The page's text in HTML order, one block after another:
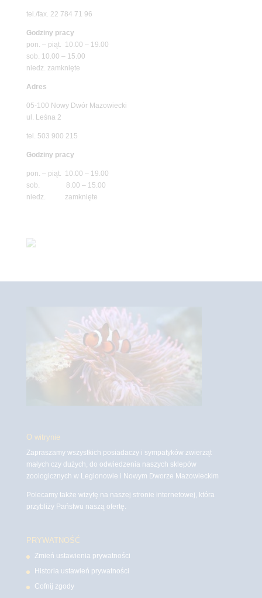
tel./fax. 22 784 71 96
Godziny pracy
pon. – piąt. 10.00 – 19.00
sob. 10.00 – 15.00
niedz. zamknięte
Adres
05-100 Nowy Dwór Mazowiecki
ul. Leśna 2
tel. 503 900 215
Godziny pracy
pon. – piąt. 10.00 – 19.00
sob. 8.00 – 15.00
niedz. zamknięte
O witrynie
Zapraszamy wszystkich posiadaczy i sympatyków zwierząt
małych czy dużych, do odwiedzenia naszych sklepów
zoologicznych w Legionowie i Nowym Dworze Mazowieckim
Polecamy także wizytę na naszej stronie internetowej, która
przybliży Państwu naszą ofertę.
PRYWATNOŚĆ
Zmień ustawienia prywatności
Historia ustawień prywatności
Cofnij zgody